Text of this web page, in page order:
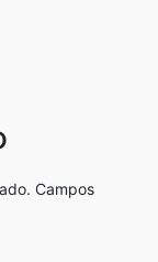
Campos